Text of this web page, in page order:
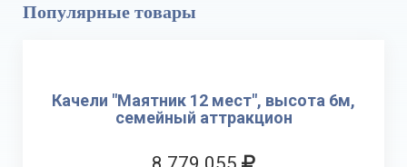
Популярные товары
Качели "Маятник 12 мест", высота 6м,
семейный аттракцион